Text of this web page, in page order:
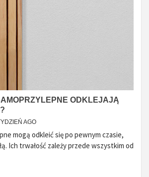
ODKLEJAJĄ
AGO
mogą odkleić się po pewnym czasie,
Ich trwałość zależy przede wszystkim od